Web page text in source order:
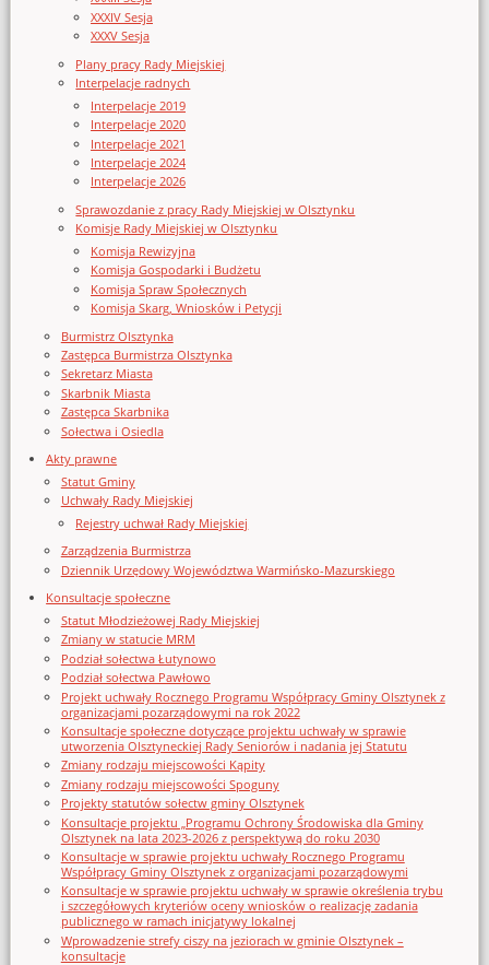
XXXIV Sesja
XXXV Sesja
Plany pracy Rady Miejskiej
Interpelacje radnych
Interpelacje 2019
Interpelacje 2020
Interpelacje 2021
Interpelacje 2024
Interpelacje 2026
Sprawozdanie z pracy Rady Miejskiej w Olsztynku
Komisje Rady Miejskiej w Olsztynku
Komisja Rewizyjna
Komisja Gospodarki i Budżetu
Komisja Spraw Społecznych
Komisja Skarg, Wniosków i Petycji
Burmistrz Olsztynka
Zastępca Burmistrza Olsztynka
Sekretarz Miasta
Skarbnik Miasta
Zastępca Skarbnika
Sołectwa i Osiedla
Akty prawne
Statut Gminy
Uchwały Rady Miejskiej
Rejestry uchwał Rady Miejskiej
Zarządzenia Burmistrza
Dziennik Urzędowy Województwa Warmińsko-Mazurskiego
Konsultacje społeczne
Statut Młodzieżowej Rady Miejskiej
Zmiany w statucie MRM
Podział sołectwa Łutynowo
Podział sołectwa Pawłowo
Projekt uchwały Rocznego Programu Współpracy Gminy Olsztynek z
organizacjami pozarządowymi na rok 2022
Konsultacje społeczne dotyczące projektu uchwały w sprawie
utworzenia Olsztyneckiej Rady Seniorów i nadania jej Statutu
Zmiany rodzaju miejscowości Kąpity
Zmiany rodzaju miejscowości Spoguny
Projekty statutów sołectw gminy Olsztynek
Konsultacje projektu „Programu Ochrony Środowiska dla Gminy
Olsztynek na lata 2023-2026 z perspektywą do roku 2030
Konsultacje w sprawie projektu uchwały Rocznego Programu
Współpracy Gminy Olsztynek z organizacjami pozarządowymi
Konsultacje w sprawie projektu uchwały w sprawie określenia trybu
i szczegółowych kryteriów oceny wniosków o realizację zadania
publicznego w ramach inicjatywy lokalnej
Wprowadzenie strefy ciszy na jeziorach w gminie Olsztynek –
konsultacje